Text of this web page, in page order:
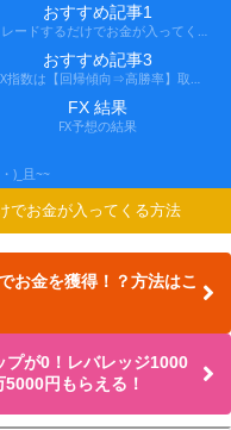
おすすめ記事1
おすすめ記事3
FX 結果
FX予想の結果
)_且~~
でお金が入ってくる方法
お金を獲得！？方法はこ
プが0！レバレッジ1000
円もらえる！